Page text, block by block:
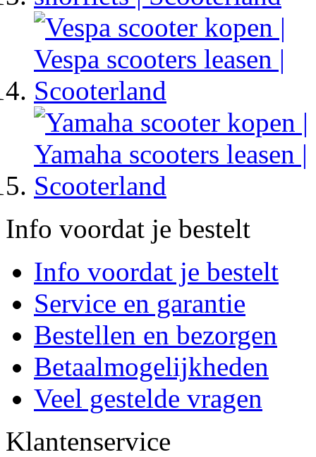
Info voordat je bestelt
Info voordat je bestelt
Service en garantie
Bestellen en bezorgen
Betaalmogelijkheden
Veel gestelde vragen
Klantenservice